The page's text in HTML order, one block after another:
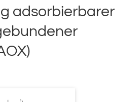
adsorbierbarer